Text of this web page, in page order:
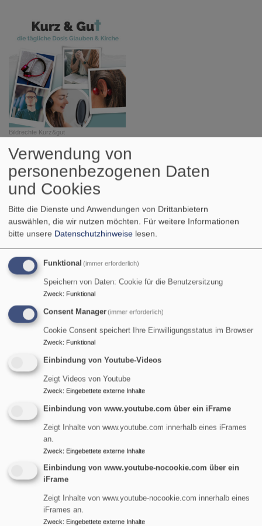
Bildrechte Kurz&gut
Wussten Sie, dass ...
Tennenloher Kirchweih
... am
Kirchweih
16. August um 10 Uhr
zum ökumenischen
Kirchweihgelände, gestaltet
und Uli Hertlein und
unserem Posaunenchor.
Auch drum herum ist unsere Kirchengemeinde am
Samstag und Sonntag (15. und 16.8.), jeweils von 14-17
Uhr auf dem Kirchengelände und im Gemeindehausganz
aktiv dabei:
Genießen Sie köstlichen Kaffee und hausgemachten
Kuchen in unserem Kirchweihcafé - welches liebevoll und
leidenschaftlich von Frau Keimer und ihrem Team
Verwendung von
personenbezogenen Daten
und Cookies
Bitte die Dienste und Anwendungen von Drittanbietern
auswählen, die wir nutzen möchten. Für weitere Informationen
bitte unsere Datenschutzhinweise lesen.
Funktional (immer erforderlich)
Speichern von Daten: Cookie für die Benutzersitzung
Zweck: Funktional
Consent Manager(immer erforderlich)
Cookie Consent speichert Ihre Einwilligungsstatus im Browser
Zweck: Funktional
Einbindung von Youtube-Videos
Zeigt Videos von Youtube
Zweck: Eingebettete externe Inhalte
Einbindung von www.youtube.com über ein iFrame
Zeigt Inhalte von www.youtube.com innerhalb eines iFrames
an.
Zweck: Eingebettete externe Inhalte
Einbindung von www.youtube-nocookie.com über ein
iFrame
Zeigt Inhalte von www.youtube-nocookie.com innerhalb eines
iFrames an.
Zweck: Eingebettete externe Inhalte